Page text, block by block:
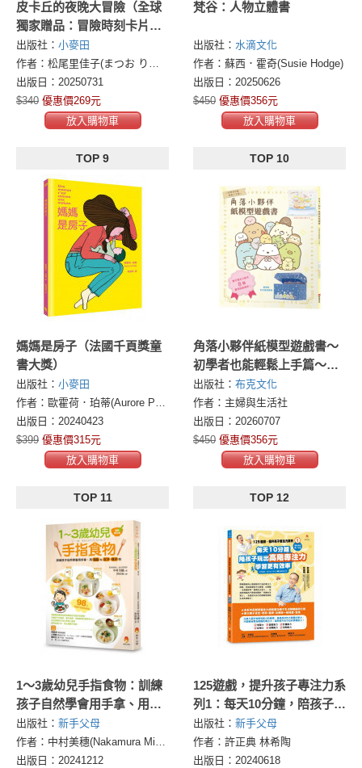
皮卡丘的夜晚大冒險（全球
獨家贈品：冒險時刻卡片貼
紙）
出版社： 小麥田
作者：松尾里佳子(まつお りかこ)
出版日：20250731
$340 優惠價269元
放入購物車
梵谷：人物立體書
出版社： 水滴文化
作者：蘇西．霍奇(Susie Hodge)
出版日：20250626
$450 優惠價356元
放入購物車
TOP 9
媽媽是房子（法國千頁獎童
書大獎）
出版社： 小麥田
作者：歐霍荷．珀蒂(Aurore Petit)
出版日：20240423
$399 優惠價315元
放入購物車
TOP 10
角落小夥伴紙模型遊戲書～
初學者也能輕鬆上手篇～大
朋友、小朋友一起玩，達成
專注力、肌肉力、手眼協調
力全面提昇！
出版社： 布克文化
作者：主婦與生活社
出版日：20260707
$450 優惠價356元
放入購物車
TOP 11
1～3歲幼兒手指食物：訓練
孩子自然學會用手拿、用湯
匙＆叉子、筷子吃（最新修
訂版）
出版社： 新手父母
作者：中村美穗(Nakamura Miho)中村明子
出版日：20241212
TOP 12
125遊戲，提升孩子專注力系
列1：每天10分鐘，陪孩子玩
出高階專注力，學習更有效
率（125遊戲，提升孩子專注
力1暢銷修訂版）
出版社： 新手父母
作者：許正典 林希陶
出版日：20240618